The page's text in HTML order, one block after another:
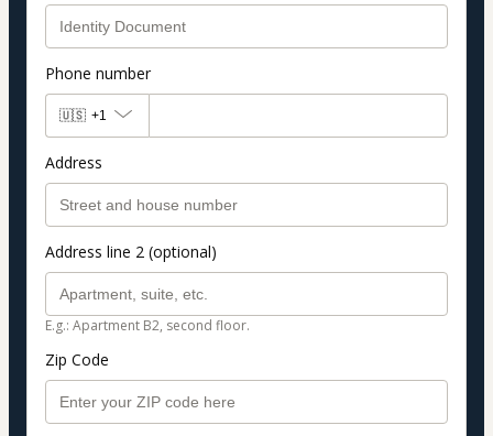
Phone number
🇺🇸 +1
Address
Address line 2 (optional)
E.g.: Apartment B2, second floor.
Zip Code